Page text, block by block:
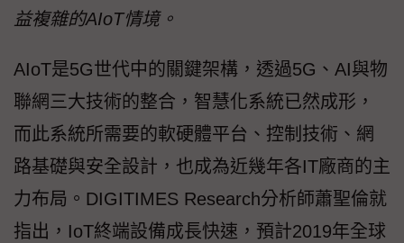
益複雜的AIoT情境。
AIoT是5G世代中的關鍵架構，透過5G、AI與物
聯網三大技術的整合，智慧化系統已然成形，
而此系統所需要的軟硬體平台、控制技術、網
路基礎與安全設計，也成為近幾年各IT廠商的主
力布局。DIGITIMES Research分析師蕭聖倫就
指出，IoT終端設備成長快速，預計2019年全球